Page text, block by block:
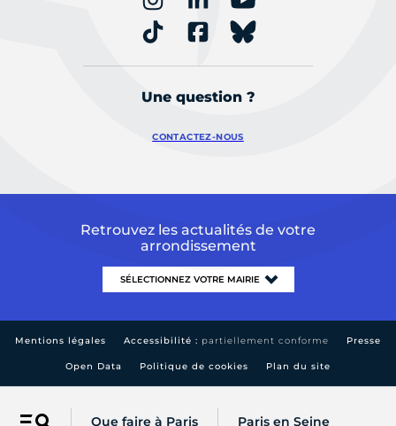
Que faire à Paris Paris en Seine
Une question ?
CONTACTEZ-NOUS
Retrouvez les actualités de votre
arrondissement
Mentions légales Accessibilité : partiellement conforme Presse
Open Data Politique de cookies Plan du site